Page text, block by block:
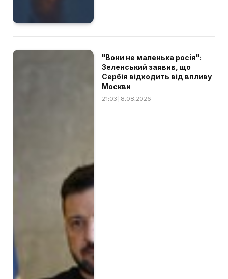
"Вони не маленька росія":
Зеленський заявив, що
Сербія відходить від впливу
Москви
21:03 | 8.08.2026